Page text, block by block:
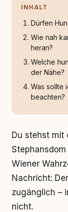
INHALT
Dürfen
Wie nah
heran?
Welche
der Nähe?
Was sollte
beachten?
Du stehst mit
Wiener
Nachricht:
zugänglich –
nicht.